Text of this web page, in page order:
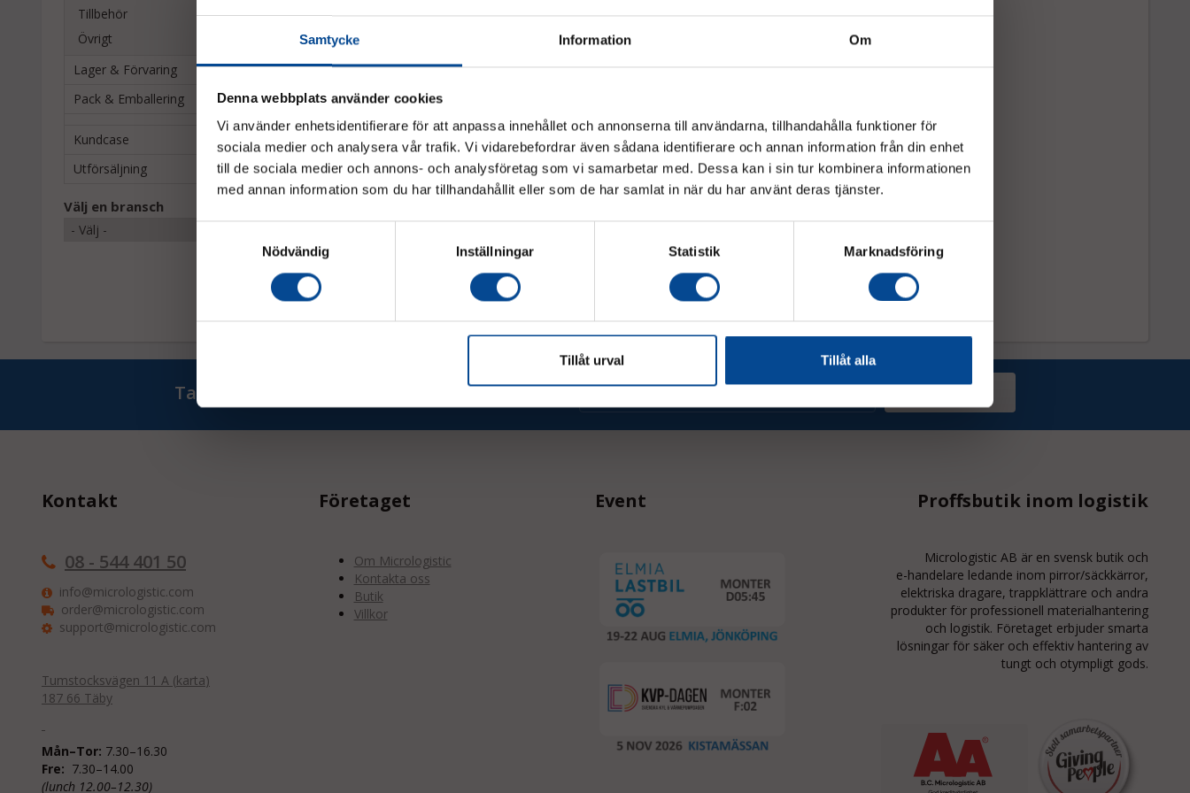
Samtycke Information Om
Denna webbplats använder cookies
Vi använder enhetsidentifierare för att anpassa innehållet och annonserna till användarna, tillhandahålla funktioner för
sociala medier och analysera vår trafik. Vi vidarebefordrar även sådana identifierare och annan information från din enhet
till de sociala medier och annons- och analysföretag som vi samarbetar med. Dessa kan i sin tur kombinera informationen
med annan information som du har tillhandahållit eller som de har samlat in när du har använt deras tjänster.
Nödvändig
Inställningar Statistik Marknadsföring
Tillåt urval Tillåt alla
Tillbehör
Övrigt
Lager & Förvaring
Pack & Emballering
Kundcase
Utförsäljning
Välj en bransch Extra korg
Tillbehör till X-truk
718,75 kr
Ta del av våra bästa erbjudanden & nyheter!
Kontakt
08 - 544 401 50
info@micrologistic.com
order@micrologistic.com
support@micrologistic.com
Tumstocksvägen 11 A (karta)
187 66 Täby
Mån–Tor: 7.30–16.30
Fre: 7.30–14.00
(lunch 12.00–12.30)
Företaget
Om Micrologistic
Kontakta oss
Butik
Villkor
Event Proffsbutik inom logistik
Micrologistic AB är en svensk butik och
e-handelare ledande inom pirror/säckkärror,
elektriska dragare, trappklättrare och andra
produkter för professionell materialhantering
och logistik. Företaget erbjuder smarta
lösningar för säker och effektiv hantering av
tungt och otympligt gods.
Vänligen välj hur du vill se priserna
Exkl. moms
Inkl. moms